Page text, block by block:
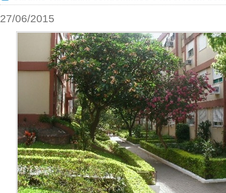
27/06/2015